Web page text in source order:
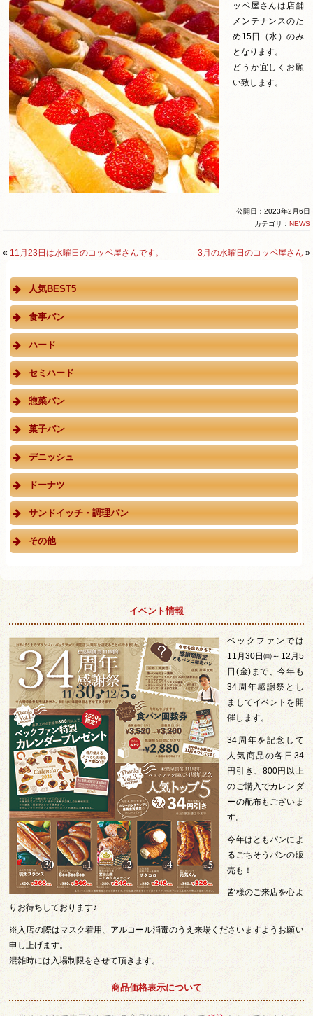
ッペ屋さんは店舗
メンテナンスのた
め15日（水）のみ
となります。
どうか宜しくお願
い致します。
公開日：2023年2月6日
カテゴリ： NEWS
« 11月23日は水曜日のコッペ屋さんです。 3月の水曜日のコッペ屋さん »
人気BEST5
食事パン
ハード
セミハード
惣菜パン
菓子パン
デニッシュ
ドーナツ
サンドイッチ・調理パン
その他
イベント情報
ベックファンでは
11月30日㈰～12月5
日(金)まで、今年も
34周年感謝祭とし
ましてイベントを開
催します。
34周年を記念して
人気商品の各日34
円引き、800円以上
のご購入でカレンダ
ーの配布もございま
す。
今年はともパンによ
るごちそうパンの販
売も！
皆様のご来店を心よ
りお待ちしております♪
※入店の際はマスク着用、アルコール消毒のうえ来場くださいますようお願い
申し上げます。
混雑時には入場制限をさせて頂きます。
商品価格表示について